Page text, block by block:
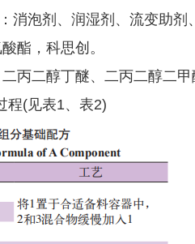
消泡剂、润湿剂、流变助剂
酯，科思创。
丙二醇丁醚、二丙二醇二甲
(见表1、表2)